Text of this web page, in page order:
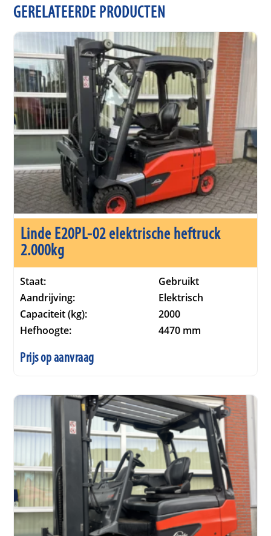
GERELATEERDE PRODUCTEN
Linde E20PL-02 elektrische heftruck
2.000kg
Staat:
Gebruikt
Aandrijving:
Elektrisch
Capaciteit (kg):
2000
Hefhoogte:
4470 mm
Prijs op aanvraag